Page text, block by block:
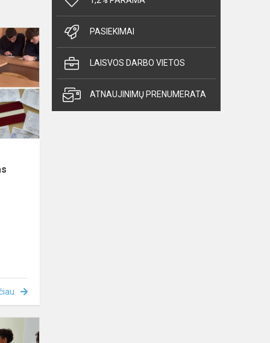
Tarptautinis
Lietuvos
ir
Latvijos
mokyklų
projektas
PASIEKIMAI
LAISVOS DARBO VIETOS
ATNAUJINIMŲ PRENUMERATA